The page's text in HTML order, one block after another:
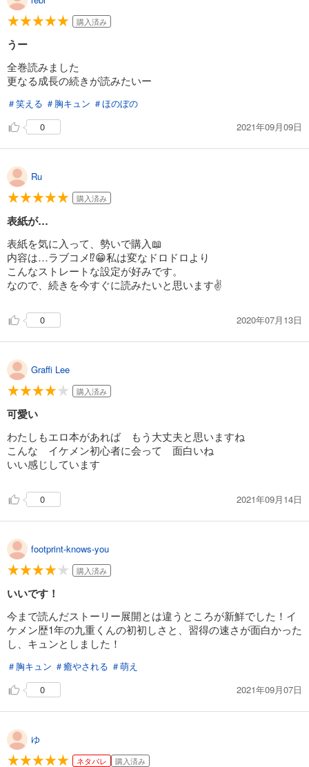
購入済み
うー
全巻読みました
更なる成長の続きが読みたいー
＃笑える ＃胸キュン ＃ほのぼの
0
2021年09月09日
Ru
購入済み
表紙が…
表紙を気に入って、勢いで購入📖
内容は…ラブコメ⁉️😁私は変なドロドロより
こんなストレートな設定が好みです。
なので、続きを今すぐに読みたいと思います✌️
0 2020年07月13日
Graffi Lee
購入済み
可愛い
わたしもエロ本があれば もう大丈夫と思いますね
こんな イケメン初心者に会って 面白いね
いい感じしています
0 2021年09月14日
footprint-knows-you
購入済み
いいです！
今まで読んだストーリー展開とは違うところが新鮮でした！イ
ケメン歴1年の九重くんの初初しさと、習得の速さが面白かった
し、キュンとしました！
＃胸キュン ＃癒やされる ＃萌え
0
2021年09月07日
ゆ
ネタバレ 購入済み